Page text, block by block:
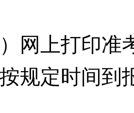
）网上打印准
规定时间到